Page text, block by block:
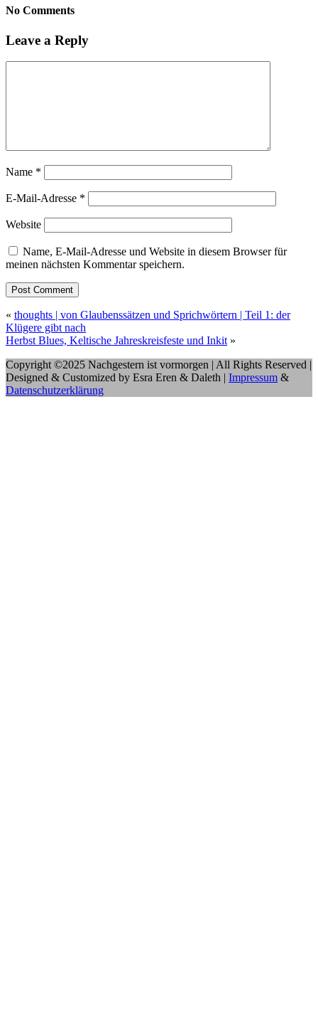
No Comments
Leave a Reply
Name *
E-Mail-Adresse *
Website
Name, E-Mail-Adresse und Website in diesem Browser für
meinen nächsten Kommentar speichern.
« thoughts | von Glaubenssätzen und Sprichwörtern | Teil 1: der
Klügere gibt nach
Herbst Blues, Keltische Jahreskreisfeste und Inkit »
Copyright ©2025 Nachgestern ist vormorgen | All Rights Reserved |
Designed & Customized by Esra Eren & Daleth | Impressum &
Datenschutzerklärung